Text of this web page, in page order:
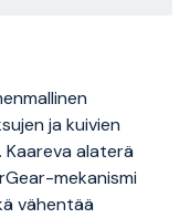
ja kuivien
Kaareva alaterä
mekanismi
vähentää